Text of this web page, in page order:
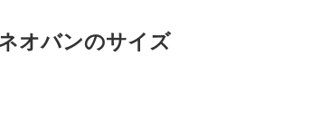
オバンのサイズ